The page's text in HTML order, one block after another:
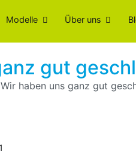
Modelle Über uns
gut
Wir haben uns ganz gut